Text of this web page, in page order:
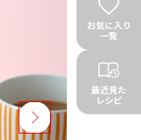
お気に入り
一覧
最近見た
レシピ